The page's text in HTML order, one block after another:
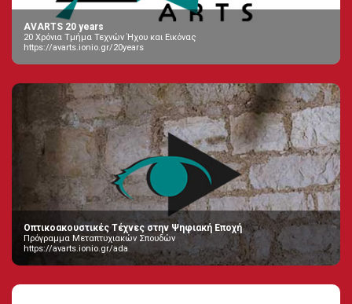
AVARTS 20 years
20 Χρόνια Τμήμα Τεχνών Ήχου και Εικόνας
https://avarts.ionio.gr/20years
Οπτικοακουστικές Τέχνες στην Ψηφιακή Εποχή
Πρόγραμμα Μεταπτυχιακών Σπουδών
https://avarts.ionio.gr/ada